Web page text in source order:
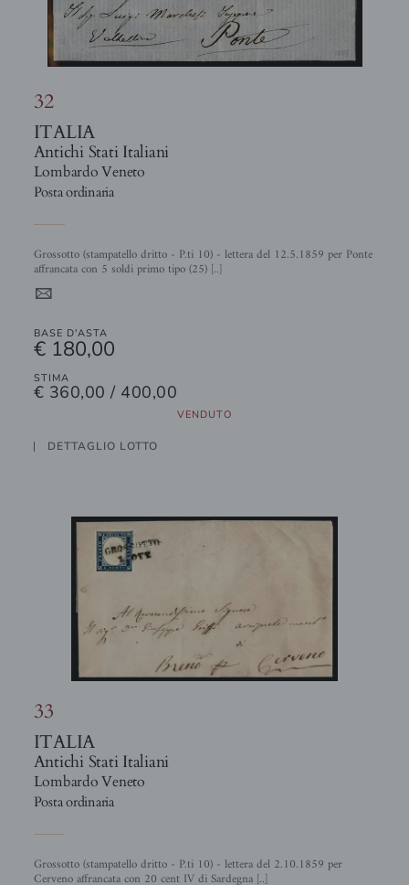
32
ITALIA
Antichi Stati Italiani
Lombardo Veneto
Posta ordinaria
Grossotto (stampatello dritto - P.ti 10) - lettera del 12.5.1859 per Ponte
affrancata con 5 soldi primo tipo (25) [..]
4
BASE D'ASTA
€ 180,00
STIMA
€ 360,00 / 400,00
VENDUTO
DETTAGLIO LOTTO
33
ITALIA
Antichi Stati Italiani
Lombardo Veneto
Posta ordinaria
Grossotto (stampatello dritto - P.ti 10) - lettera del 2.10.1859 per
Cerveno affrancata con 20 cent IV di Sardegna [..]